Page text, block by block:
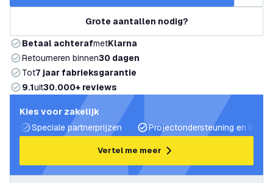
Grote aantallen nodig?
Betaal achterafmetKlarna
Retourneren binnen30 dagen
Tot7 jaar fabrieksgarantie
9.1uit30.000+ reviews
Kies voor zakelijk
Speciale partnerprijzen
Projectondersteuning en
Vertel me meer